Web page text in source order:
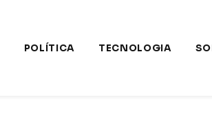
POLÍTICA TECNOLOGIA